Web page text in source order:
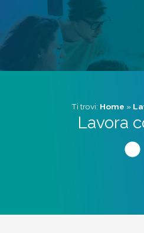
Ti trovi: Home »
Lavora